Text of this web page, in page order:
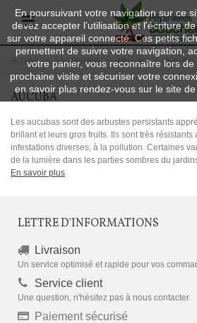
En poursuivant votre navigation sur ce
devez accepter l’utilisation et l'écriture
sur votre appareil connecté. Ces petits
permettent de suivre votre navigation,
votre panier, vous reconnaître lors de
prochaine visite et sécuriser votre
en savoir plus rendez-vous sur le site de
Accueil > Les plantes > Arbustes > Aucuba
AUCUBA
Les aucubas sont des arbustes persistants
brillant et leurs gros fruits. Ils sont très résistants
infestations diverses, à la pollution. Certaines
de la lumière dans les parties sombres du
En savoir plus
LETTRE D'INFORMATIONS
Livraison
Un service optimisé et rapide pour vos
Service client
Une question, n'hésitez pas à nous contacter
Paiement sécurisé